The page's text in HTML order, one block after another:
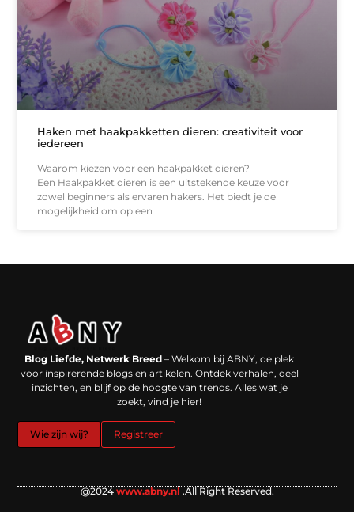
Haken met haakpakketten dieren: creativiteit voor
iedereen
Waarom kiezen voor een haakpakket dieren?
Een Haakpakket dieren is een uitstekende keuze voor
zowel beginners als ervaren hakers. Het biedt je de
mogelijkheid om op een
Blog Liefde, Netwerk Breed – Welkom bij ABNY, de plek
voor inspirerende blogs en artikelen. Ontdek verhalen, deel
inzichten, en blijf op de hoogte van trends. Alles wat je
zoekt, vind je hier!
Wie zijn wij? Registreer
@2024 www.abny.nl .All Right Reserved.